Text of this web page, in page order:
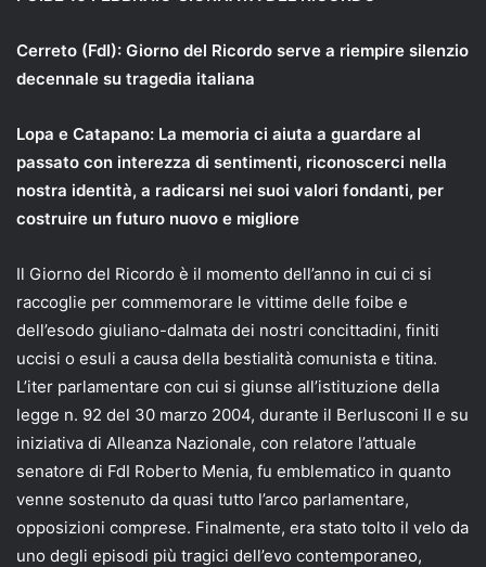
Cerreto (FdI): Giorno del Ricordo serve a riempire silenzio
decennale su tragedia italiana
Lopa e Catapano: La memoria ci aiuta a guardare al
passato con interezza di sentimenti, riconoscerci nella
nostra identità, a radicarsi nei suoi valori fondanti, per
costruire un futuro nuovo e migliore
Il Giorno del Ricordo è il momento dell’anno in cui ci si
raccoglie per commemorare le vittime delle foibe e
dell’esodo giuliano-dalmata dei nostri concittadini, finiti
uccisi o esuli a causa della bestialità comunista e titina.
L’iter parlamentare con cui si giunse all’istituzione della
legge n. 92 del 30 marzo 2004, durante il Berlusconi II e su
iniziativa di Alleanza Nazionale, con relatore l’attuale
senatore di FdI Roberto Menia, fu emblematico in quanto
venne sostenuto da quasi tutto l’arco parlamentare,
opposizioni comprese. Finalmente, era stato tolto il velo da
uno degli episodi più tragici dell’evo contemporaneo,